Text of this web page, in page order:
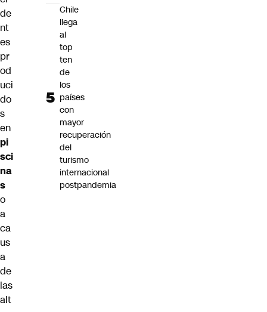
de
nt
es
pr
od
uci
do
s
en
pi
sci
na
s
o
a
ca
us
a
de
las
alt
Chile
llega
al
top
ten
de
los
países
con
mayor
recuperación
del
turismo
internacional
postpandemia